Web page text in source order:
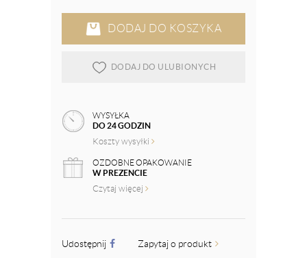
DODAJ DO KOSZYKA
DODAJ DO ULUBIONYCH
WYSYŁKA
DO 24 GODZIN
Koszty wysyłki
OZDOBNE OPAKOWANIE
W PREZENCIE
Czytaj więcej
Udostępnij Zapytaj o produkt